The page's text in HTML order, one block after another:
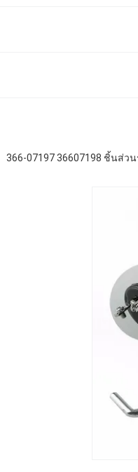
366-07197 36607198 ชิ้นส่ว